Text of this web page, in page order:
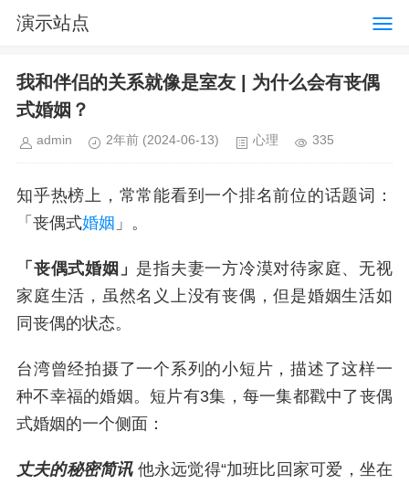
演示站点
我和伴侣的关系就像是室友 | 为什么会有丧偶
式婚姻？
admin 2年前 (2024-06-13) 心理 335
知乎热榜上，常常能看到一个排名前位的话题词：
「丧偶式婚姻 」。
「丧偶式婚姻」 是指夫妻一方冷漠对待家庭、无视
家庭生活，虽然名义上没有丧偶，但是婚姻生活如
同丧偶的状态。
台湾曾经拍摄了一个系列的小短片，描述了这样一
种不幸福的婚姻。短片有3集，每一集都戳中了丧偶
式婚姻的一个侧面：
丈夫的秘密简讯 他永远觉得“加班比回家可爱，坐在